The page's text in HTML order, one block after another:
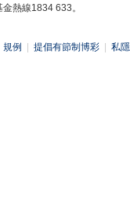
熱線1834 633。
規例 提倡有節制博彩 私